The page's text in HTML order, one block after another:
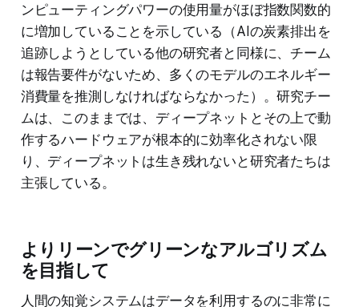
ンピューティングパワーの使用量がほぼ指数関数的
に増加していることを示している（AIの炭素排出を
追跡しようとしている他の研究者と同様に、チーム
は報告要件がないため、多くのモデルのエネルギー
消費量を推測しなければならなかった）。研究チー
ムは、このままでは、ディープネットとその上で動
作するハードウェアが根本的に効率化されない限
り、ディープネットは生き残れないと研究者たちは
主張している。
よりリーンでグリーンなアルゴリズム
を目指して
人間の知覚システムはデータを利用するのに非常に